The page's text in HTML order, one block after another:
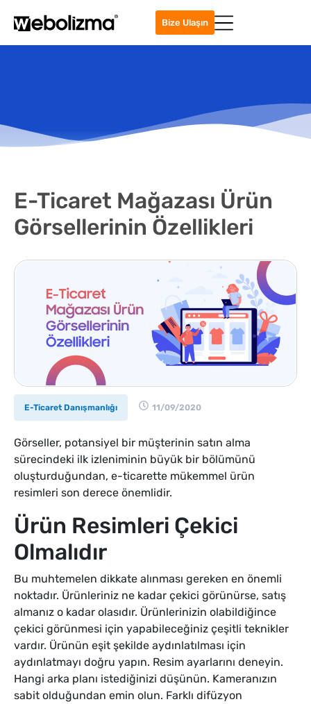
Bize Ulaşın
E-Ticaret Mağazası Ürün
Görsellerinin Özellikleri
E-Ticaret Danışmanlığı 11/09/2020
Görseller, potansiyel bir müşterinin satın alma
sürecindeki ilk izleniminin büyük bir bölümünü
oluşturduğundan, e-ticarette mükemmel ürün
resimleri son derece önemlidir.
Ürün Resimleri Çekici
Olmalıdır
Bu muhtemelen dikkate alınması gereken en önemli
noktadır. Ürünleriniz ne kadar çekici görünürse, satış
almanız o kadar olasıdır. Ürünlerinizin olabildiğince
çekici görünmesi için yapabileceğiniz çeşitli teknikler
vardır. Ürünün eşit şekilde aydınlatılması için
aydınlatmayı doğru yapın. Resim ayarlarını deneyin.
Hangi arka planı istediğinizi düşünün. Kameranızın
sabit olduğundan emin olun. Farklı difüzyon